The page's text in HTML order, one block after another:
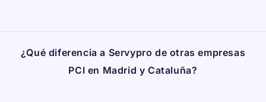
¿Qué diferencia a Servypro de otras empresas
PCI en Madrid y Cataluña?